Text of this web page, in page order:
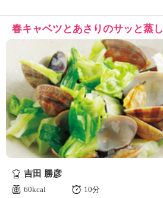
春キャベツとあさりのサッと蒸し
吉田 勝彦
60kcal
10分